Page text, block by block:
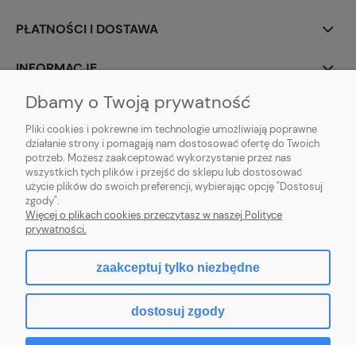
PŁATNOŚCI I DOSTAWA
INFORMACJE
O NAS
ZLARO| ul. Fiołkowa 9, 31-457 Kraków, woj. małopolskie | E-mail:
zlaro.krakow@gmail.com
120911970
Sklep internetowy Shoper.pl
Dbamy o Twoją prywatność
Pliki cookies i pokrewne im technologie umożliwiają poprawne
działanie strony i pomagają nam dostosować ofertę do Twoich
potrzeb. Możesz zaakceptować wykorzystanie przez nas
wszystkich tych plików i przejść do sklepu lub dostosować
użycie plików do swoich preferencji, wybierając opcję "Dostosuj
zgody".
Więcej o plikach cookies przeczytasz w naszej Polityce
prywatności.
zaakceptuj tylko niezbędne
dostosuj zgody